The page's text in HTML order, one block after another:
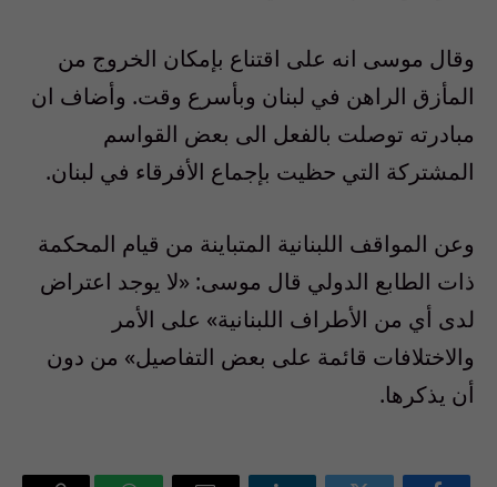
وقال موسى انه على اقتناع بإمكان الخروج من
المأزق الراهن في لبنان وبأسرع وقت. وأضاف ان
مبادرته توصلت بالفعل الى بعض القواسم
المشتركة التي حظيت بإجماع الأفرقاء في لبنان.
وعن المواقف اللبنانية المتباينة من قيام المحكمة
ذات الطابع الدولي قال موسى: «لا يوجد اعتراض
لدى أي من الأطراف اللبنانية» على الأمر
والاختلافات قائمة على بعض التفاصيل» من دون
أن يذكرها.